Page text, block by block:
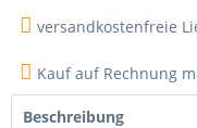
versandkostenfreie
Kauf auf Rechnung
Beschreibung